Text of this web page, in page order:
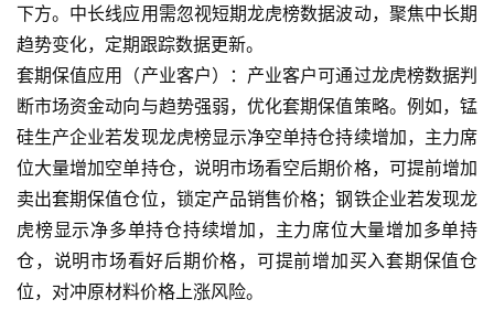
期
货
恒
指
期
货
期
货
入
下方。中长线应用需忽视短期龙虎榜数据波动，聚焦中长期
趋势变化，定期跟踪数据更新。
套期保值应用（产业客户）：产业客户可通过龙虎榜数据判
断市场资金动向与趋势强弱，优化套期保值策略。例如，锰
硅生产企业若发现龙虎榜显示净空单持仓持续增加，主力席
位大量增加空单持仓，说明市场看空后期价格，可提前增加
卖出套期保值仓位，锁定产品销售价格；钢铁企业若发现龙
虎榜显示净多单持仓持续增加，主力席位大量增加多单持
仓，说明市场看好后期价格，可提前增加买入套期保值仓
位，对冲原材料价格上涨风险。